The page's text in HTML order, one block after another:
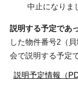
中止になりま
説明する予定であ
した物件番号2（
会で説明する予定
説明予定情報（